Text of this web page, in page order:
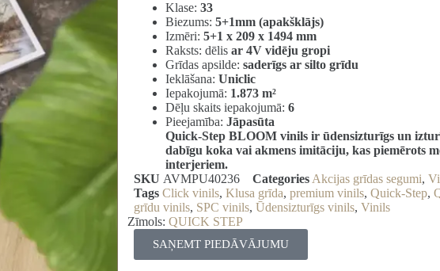
Klase: 33
Biezums: 5+1mm (apakšklājs)
Izmēri: 5+1 x 209 x 1494 mm
Raksts: dēlis ar 4V vidēju gropi
Grīdas apsilde: saderīgs ar silto grīdu
Ieklāšana: Uniclic
Iepakojumā: 1.873 m²
Dēļu skaits iepakojumā: 6
Pieejamība: Jāpasūta
Quick-Step BLOOM vinils ir ūdensizturīgs un
dabīgu koka vai akmens imitāciju, kas piemērots
interjeriem.
SKU AVMPU40236 Categories Akcijas grīdas segumi,
Tags Click vinils, Klusa grīda, premium vinils, Quick-Step,
grīdu vinils, SPC vinils, Ūdensizturīgs vinils, Vinils
Zīmols: QUICK STEP
SAŅEMT PIEDĀVĀJUMU